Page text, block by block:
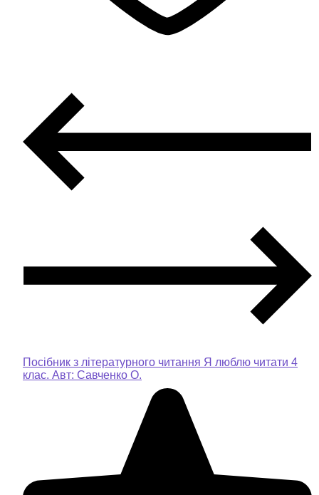
Посібник з літературного читання Я люблю читати 4
клас. Авт: Савченко О.